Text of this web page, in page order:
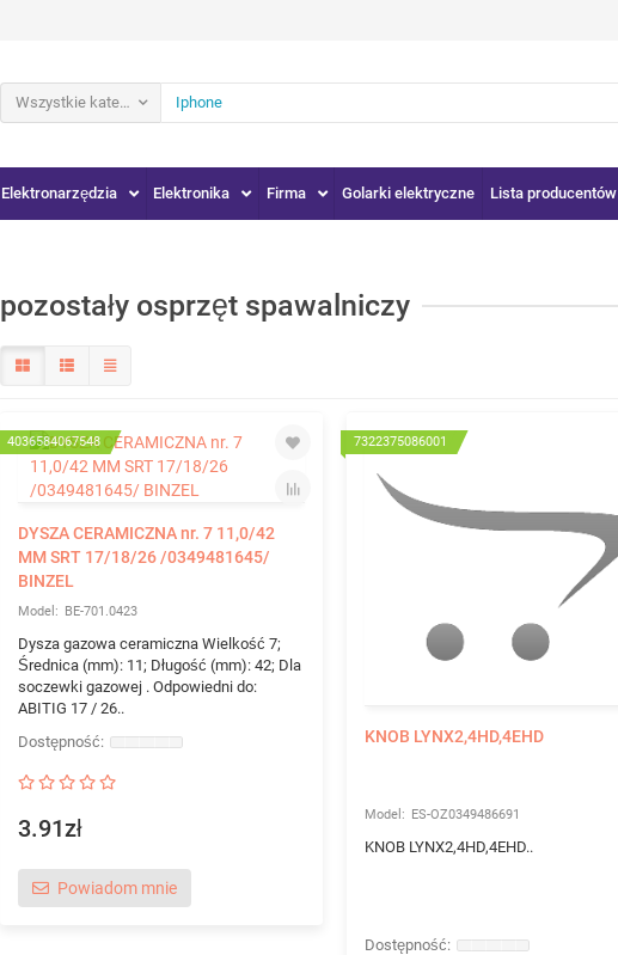
Wszystkie kategorie
Elektronarzędzia Elektronika Firma Golarki elektryczne Lista producentów
pozostały osprzęt spawalniczy
4036584067548
DYSZA CERAMICZNA nr. 7 11,0/42
MM SRT 17/18/26 /0349481645/
BINZEL
BE-701.0423
Dysza gazowa ceramiczna Wielkość 7;
Średnica (mm): 11; Długość (mm): 42; Dla
soczewki gazowej . Odpowiedni do:
ABITIG 17 / 26..
3.91zł
Powiadom mnie
7322375086001
KNOB LYNX2,4HD,4EHD
ES-OZ0349486691
KNOB LYNX2,4HD,4EHD..